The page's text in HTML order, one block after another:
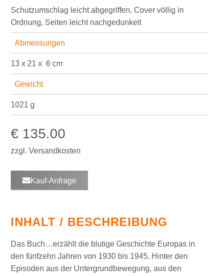
Schutzumschlag leicht abgegriffen, Cover völlig in
Ordnung, Seiten leicht nachgedunkelt
Abmessungen
13 x 21 x 6 cm
Gewicht
1021 g
€ 135.00
zzgl. Versandkosten
Kauf-Anfrage
INHALT / BESCHREIBUNG
Das Buch…erzählt die blutige Geschichte Europas in
den fünfzehn Jahren von 1930 bis 1945. Hinter den
Episoden aus der Untergrundbewegung, aus den